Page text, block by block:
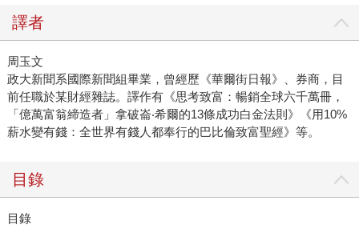
譯者
周玉文
政大新聞系國際新聞組畢業，曾經歷《華爾街日報》、券商，目
前任職於某財經雜誌。譯作有《思考致富：暢銷全球六千萬冊，
「億萬富翁締造者」拿破崙‧希爾的13條成功白金法則》《用10%
薪水變有錢：全世界有錢人都奉行的巴比倫致富聖經》等。
目錄
目錄